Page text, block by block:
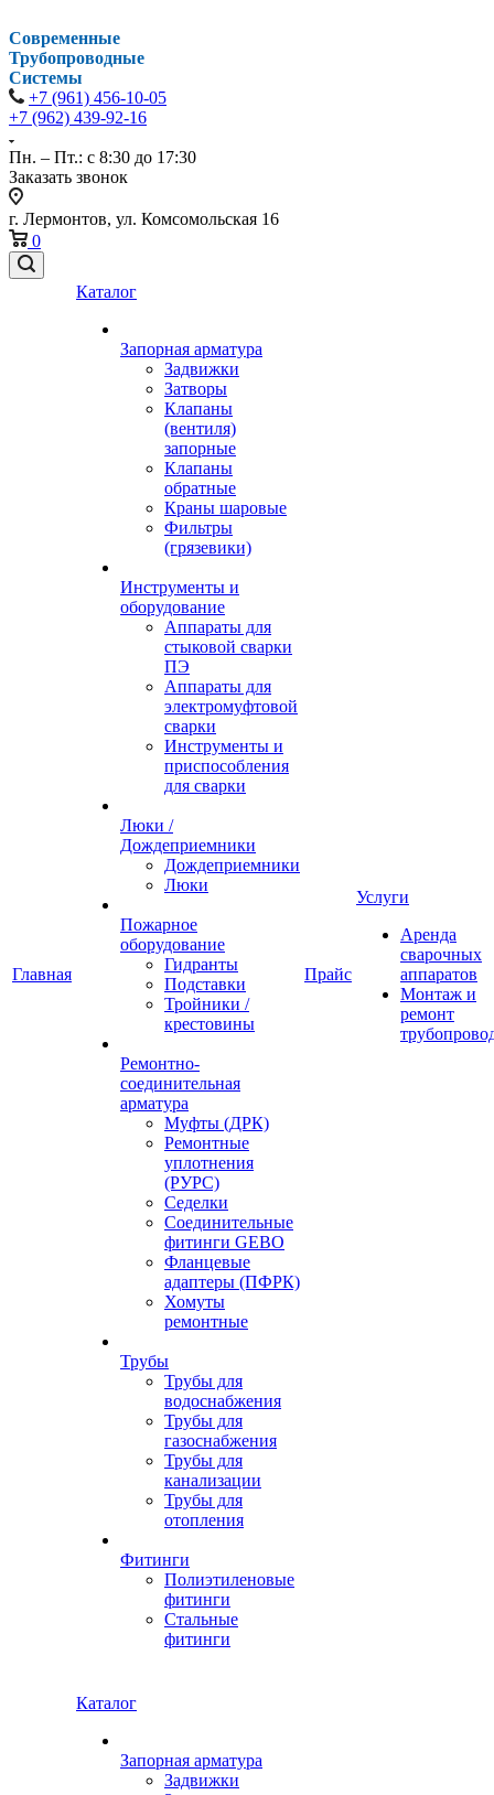
Современные
Трубопроводные
Системы
+7 (961) 456-10-05
+7 (962) 439-92-16
Пн. – Пт.: с 8:30 до 17:30
Заказать звонок
г. Лермонтов, ул. Комсомольская 16
0
Главная
Каталог
Запорная арматура
Задвижки
Затворы
Клапаны
(вентиля)
запорные
Клапаны
обратные
Краны шаровые
Фильтры
(грязевики)
Инструменты и
оборудование
Аппараты для
стыковой сварки
ПЭ
Аппараты для
электромуфтовой
сварки
Инструменты и
приспособления
для сварки
Люки /
Дождеприемники
Дождеприемники
Люки
Пожарное
оборудование
Гидранты
Подставки
Тройники /
крестовины
Ремонтно-
соединительная
арматура
Муфты (ДРК)
Ремонтные
уплотнения
(РУРС)
Седелки
Соединительные
фитинги GEBO
Фланцевые
адаптеры (ПФРК)
Хомуты
ремонтные
Трубы
Трубы для
водоснабжения
Трубы для
газоснабжения
Трубы для
канализации
Трубы для
отопления
Фитинги
Полиэтиленовые
фитинги
Стальные
фитинги
Прайс
Услуги
Аренда
сварочных
аппаратов
Монтаж и
ремонт
Каталог
Запорная арматура
Задвижки